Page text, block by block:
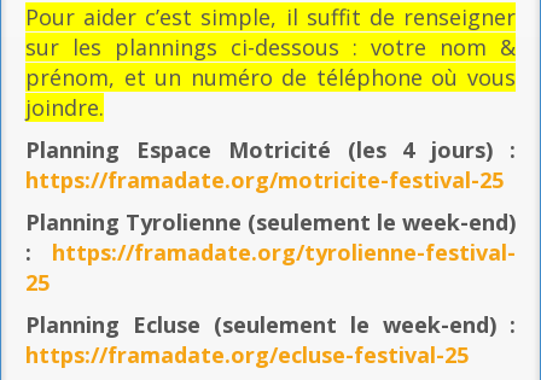
Pour aider c’est simple, il suffit de renseigner
sur les plannings ci-dessous : votre nom &
prénom, et un numéro de téléphone où vous
joindre.
Planning Espace Motricité (les 4 jours) :
https://framadate.org/motricite-festival-25
Planning Tyrolienne (seulement le week-end)
: https://framadate.org/tyrolienne-festival-
25
Planning Ecluse (seulement le week-end) :
https://framadate.org/ecluse-festival-25